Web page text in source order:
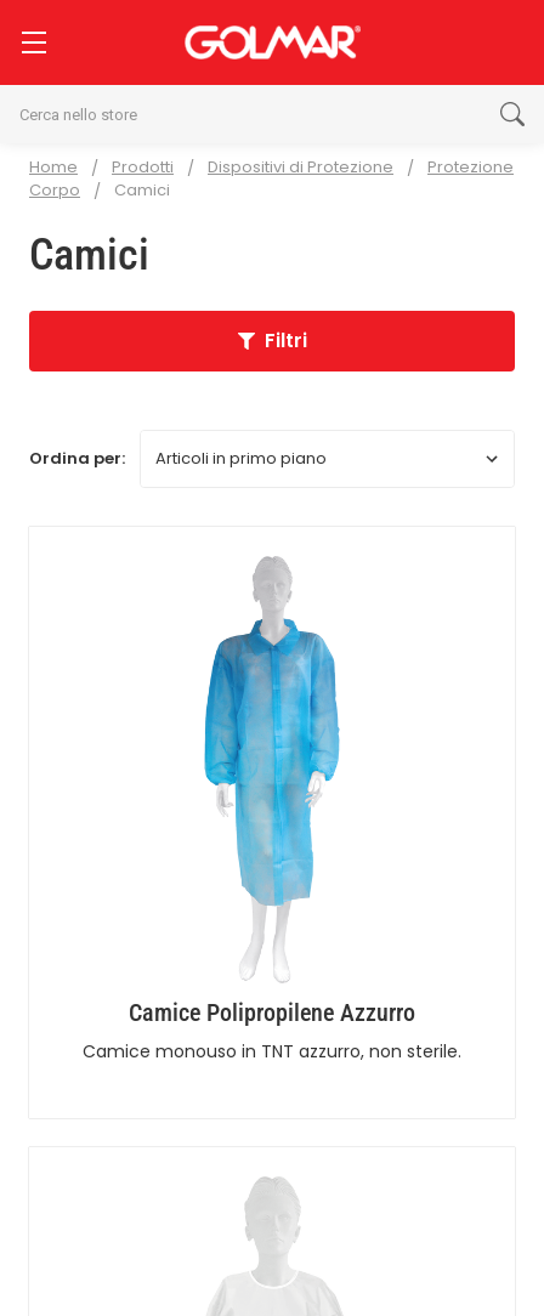
Home Prodotti Dispositivi di Protezione
Protezione
Corpo
Camici
Camici
Filtri
Ordina per:
Camice Polipropilene Azzurro
Camice monouso in TNT azzurro, non sterile.